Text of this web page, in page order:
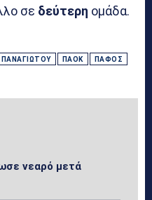
σε δεύτερη ομάδα.
ΠΑΝΑΓΙΏΤΟΥ ΠΑΟΚ ΠΆΦΟΣ
νεαρό μετά